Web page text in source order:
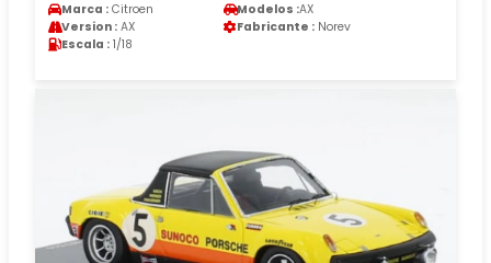
Marca : Citroen Modelos :AX
Version : AX Fabricante : Norev
Escala : 1/18